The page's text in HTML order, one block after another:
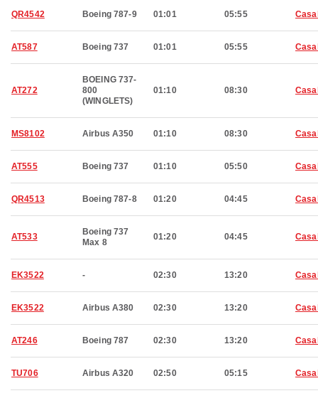
QR4542 Boeing 787-9 01:01 05:55
AT587 Boeing 737 01:01 05:55
AT272
BOEING 737-
800
(WINGLETS)
01:10 08:30
MS8102 Airbus A350 01:10 08:30
AT555 Boeing 737 01:10 05:50
QR4513 Boeing 787-8 01:20 04:45
AT533
Boeing 737
Max 8
01:20 04:45
EK3522 - 02:30 13:20
EK3522 Airbus A380 02:30 13:20
AT246 Boeing 787 02:30 13:20
TU706 Airbus A320 02:50 05:15